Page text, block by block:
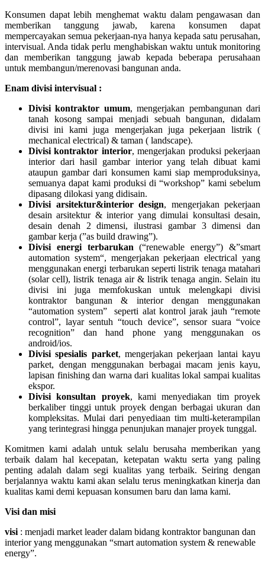
Konsumen dapat lebih menghemat waktu dalam pengawasan dan
memberikan tanggung jawab, karena konsumen dapat
mempercayakan semua pekerjaan-nya hanya kepada satu perusahan,
intervisual. Anda tidak perlu menghabiskan waktu untuk monitoring
dan memberikan tanggung jawab kepada beberapa perusahaan
untuk membangun/merenovasi bangunan anda.
Enam divisi intervisual :
Divisi kontraktor umum, mengerjakan pembangunan dari
tanah kosong sampai menjadi sebuah bangunan, didalam
divisi ini kami juga mengerjakan juga pekerjaan listrik (
mechanical electrical) & taman ( landscape).
Divisi kontraktor interior, mengerjakan produksi pekerjaan
interior dari hasil gambar interior yang telah dibuat kami
ataupun gambar dari konsumen kami siap memproduksinya,
semuanya dapat kami produksi di “workshop” kami sebelum
dipasang dilokasi yang didisain.
Divisi arsitektur&interior design, mengerjakan pekerjaan
desain arsitektur & interior yang dimulai konsultasi desain,
desain denah 2 dimensi, ilustrasi gambar 3 dimensi dan
gambar kerja (”as build drawing”).
Divisi energi terbarukan (“renewable energy”) &”smart
automation system“, mengerjakan pekerjaan electrical yang
menggunakan energi terbarukan seperti listrik tenaga matahari
(solar cell), listrik tenaga air & listrik tenaga angin. Selain itu
divisi ini juga memfokuskan untuk melengkapi divisi
kontraktor bangunan & interior dengan menggunakan
“automation system” seperti alat kontrol jarak jauh “remote
control”, layar sentuh “touch device”, sensor suara “voice
recognition” dan hand phone yang menggunakan os
android/ios.
Divisi spesialis parket, mengerjakan pekerjaan lantai kayu
parket, dengan menggunakan berbagai macam jenis kayu,
lapisan finishing dan warna dari kualitas lokal sampai kualitas
ekspor.
Divisi konsultan proyek, kami menyediakan tim proyek
berkaliber tinggi untuk proyek dengan berbagai ukuran dan
kompleksitas. Mulai dari penyediaan tim multi-keterampilan
yang terintegrasi hingga penunjukan manajer proyek tunggal.
Komitmen kami adalah untuk selalu berusaha memberikan yang
terbaik dalam hal kecepatan, ketepatan waktu serta yang paling
penting adalah dalam segi kualitas yang terbaik. Seiring dengan
berjalannya waktu kami akan selalu terus meningkatkan kinerja dan
kualitas kami demi kepuasan konsumen baru dan lama kami.
Visi dan misi
visi : menjadi market leader dalam bidang kontraktor bangunan dan
interior yang menggunakan “smart automation system & renewable
energy”.